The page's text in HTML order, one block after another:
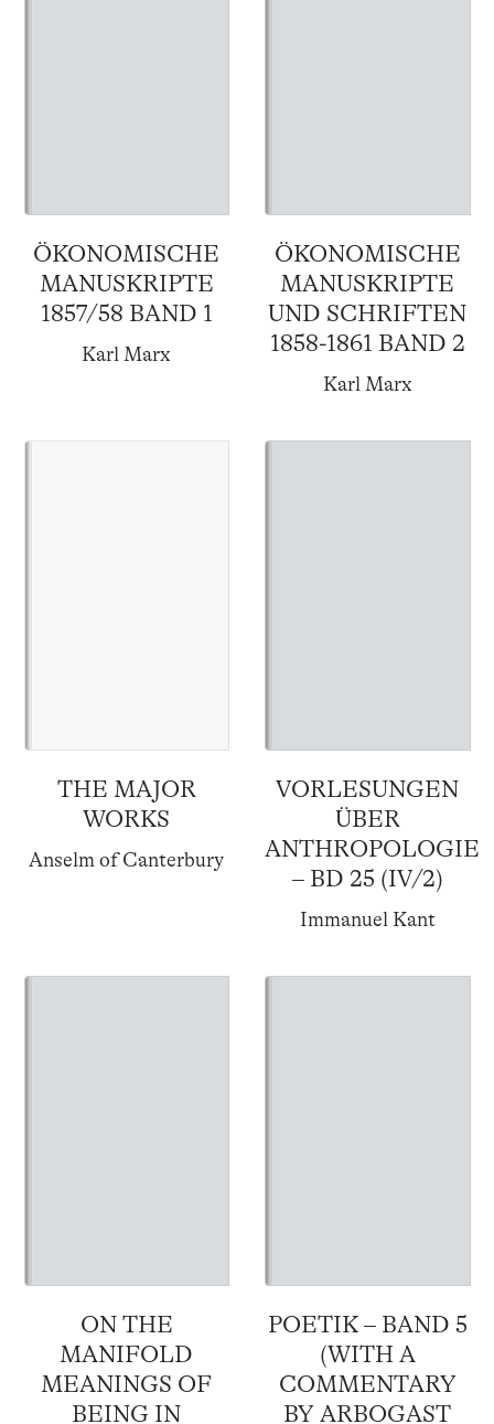
ÖKONOMISCHE
MANUSKRIPTE
1857/58 BAND 1
Karl Marx
ÖKONOMISCHE
MANUSKRIPTE
UND SCHRIFTEN
1858-1861 BAND 2
Karl Marx
THE MAJOR
WORKS
Anselm of Canterbury
VORLESUNGEN
ÜBER
ANTHROPOLOGIE
– BD 25 (IV/2)
Immanuel Kant
ON THE
MANIFOLD
MEANINGS OF
BEING IN
POETIK – BAND 5
(WITH A
COMMENTARY
BY ARBOGAST